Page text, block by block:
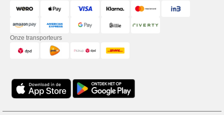
Onze transporteurs